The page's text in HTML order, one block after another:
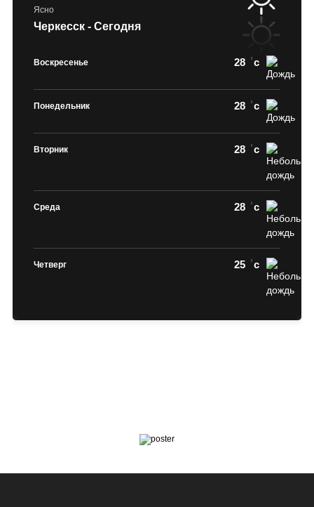
Ясно
Черкесск - Сегодня
Воскресенье 28 c
Понедельник 28 c
Вторник 28 c
Среда 28 c
Четверг 25 c